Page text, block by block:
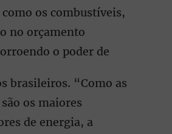
os combustíveis,
no orçamento
o poder de
brasileiros. “Como as
os maiores
de energia, a